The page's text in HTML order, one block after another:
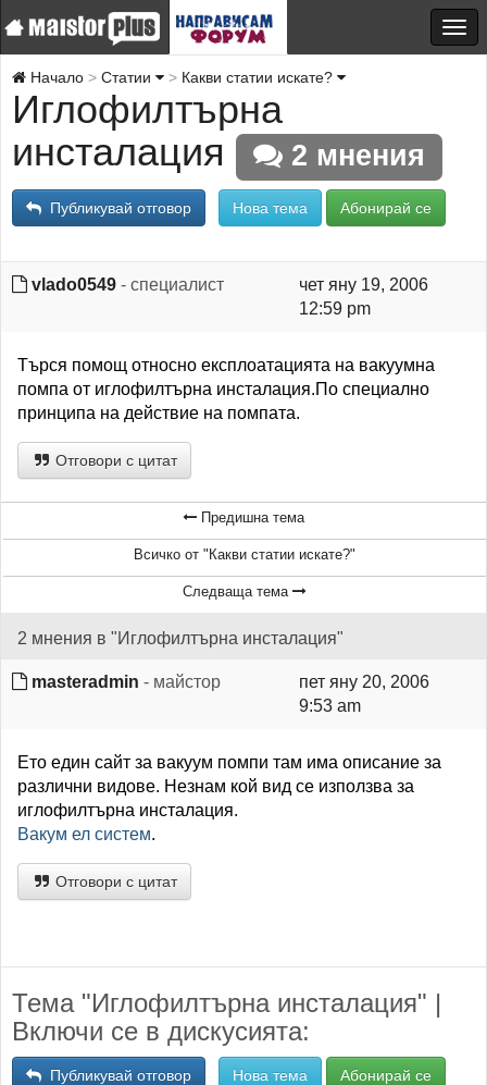
Начало Статии Какви статии искате?
Иглофилтърна
инсталация
2 мнения
Публикувай отговор Нова тема Абонирай се
vlado0549 - специалист
чет яну 19, 2006
12:59 pm
Търся помощ относно експлоатацията на вакуумна
помпа от иглофилтърна инсталация.По специално
принципа на действие на помпата.
Отговори с цитат
Предишна тема
Всичко от "Какви статии искате?"
Следваща тема
2 мнения в "Иглофилтърна инсталация"
masteradmin - майстор
пет яну 20, 2006
9:53 am
Ето един сайт за вакуум помпи там има описание за
различни видове. Незнам кой вид се използва за
иглофилтърна инсталация.
Вакум ел систем.
Отговори с цитат
Тема "Иглофилтърна инсталация" |
Включи се в дискусията:
Публикувай отговор Нова тема Абонирай се